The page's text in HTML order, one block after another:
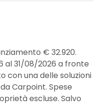
€ 32.920.
al 31/08/2026 a fronte
con una delle soluzioni
Carpoint. Spese
escluse. Salvo